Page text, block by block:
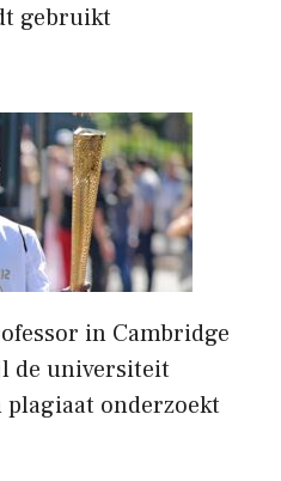
gebruikt
in Cambridge
de universiteit
onderzoekt